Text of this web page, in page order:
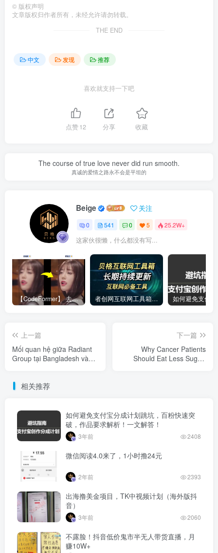
© 版权声明
文章版权归作者所有，未经允许请勿转载。
THE END
中文 发现 推荐
喜欢就支持一下吧
点赞12 分享 收藏
The course of true love never did run smooth.
真诚的爱情之路永不会是平坦的
Beige 关注
0 541 0 5 25.2W+
这家伙很懒，什么都没有写...
【CodeFormer】 去马赛克神器 者创网互联网工具箱合集
上一篇
Mối quan hệ giữa Radiant
Group tại Bangladesh và
下一篇
Why Cancer Patients
Should Eat Less Sugar:
相关推荐
如何避免支付宝分成计划跳坑，百粉快速突
破，作品要求解析！一文解答！
3年前 2408
微信阅读4.0来了，1小时撸24元
2年前 2393
出海撸美金项目，TK中视频计划（海外版抖
音）
3年前 2060
不露脸！抖音低价鬼市半无人带货直播，月
赚10W+